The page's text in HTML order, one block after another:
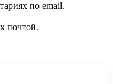
по email.
почтой.